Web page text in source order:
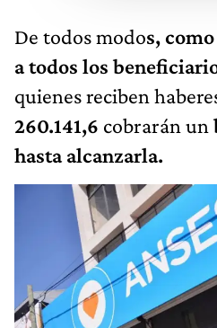
De todos modos,
a todos los
quienes reciben
260.141,6 cobrarán un
hasta alcanzarla.